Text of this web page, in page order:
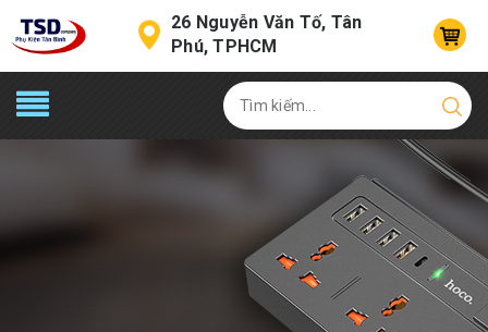
26 Nguyễn Văn Tố, Tân
Phú, TPHCM